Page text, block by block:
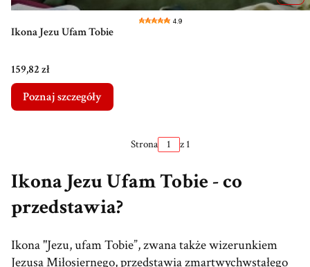
4.9
Ikona Jezu Ufam Tobie
Cena
159,82 zł
Poznaj szczegóły
Strona z 1
Ikona Jezu Ufam Tobie - co
przedstawia?
Ikona "Jezu, ufam Tobie”, zwana także wizerunkiem
Jezusa Miłosiernego, przedstawia zmartwychwstałego